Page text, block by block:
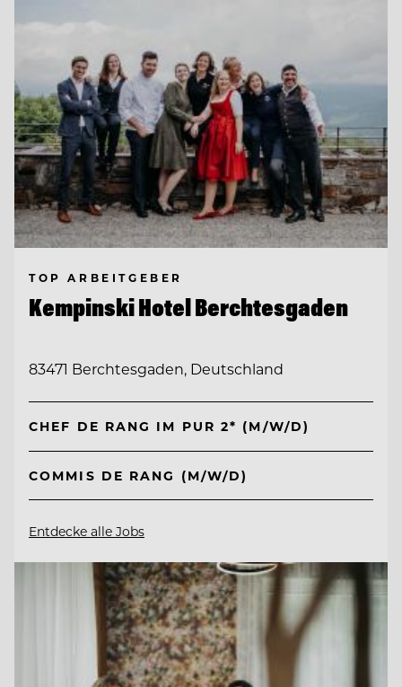
TOP ARBEITGEBER
Kempinski Hotel Berchtesgaden
83471 Berchtesgaden, Deutschland
CHEF DE RANG IM PUR 2* (M/W/D)
COMMIS DE RANG (M/W/D)
Entdecke alle Jobs